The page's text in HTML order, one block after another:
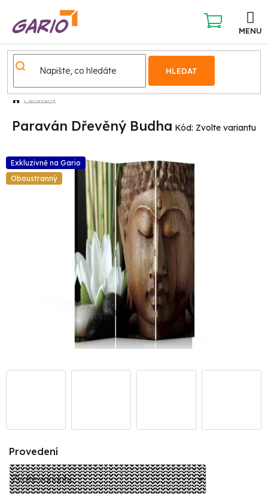
obsah
HLEDAT
NÁKUPNÍ
KOŠÍK
Paravány
Paraván Dřevěný Budha Kód: Zvolte variantu
Exkluzivně na Gario
Oboustranný
Provedení